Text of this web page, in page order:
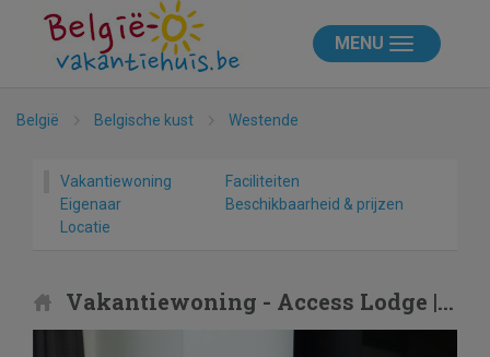
MENU
België Belgische kust Westende
Vakantiewoning
Faciliteiten
Eigenaar
Beschikbaarheid & prijzen
Locatie
Vakantiewoning - Access Lodge | 4 p. (60 m2) - Met Airco - Honden toegelaten